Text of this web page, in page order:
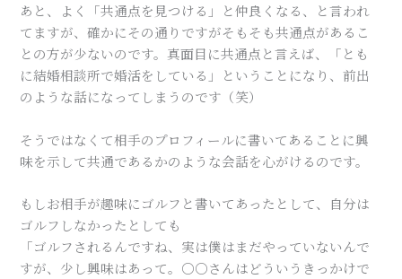
あと、よく「共通点を見つける」と仲良くなる、と言われ
てますが、確かにその通りですがそもそも共通点があるこ
との方が少ないのです。真面目に共通点と言えば、「とも
に結婚相談所で婚活をしている」ということになり、前出
のような話になってしまうのです（笑）
そうではなくて相手のプロフィールに書いてあることに興
味を示して共通であるかのような会話を心がけるのです。
もしお相手が趣味にゴルフと書いてあったとして、自分は
ゴルフしなかったとしても
「ゴルフされるんですね、実は僕はまだやっていないんで
すが、少し興味はあって。〇〇さんはどういうきっかけで